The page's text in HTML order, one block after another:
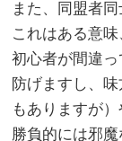
また、同盟者
これはある意
初心者が間違
防げますし、
もありますが
勝負的には邪魔